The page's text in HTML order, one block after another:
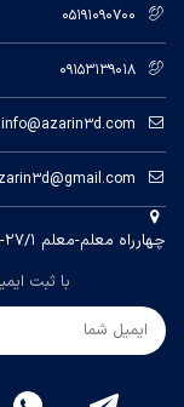
05191090700
09153139018
info@azarin3d.com
چهارراه معلم-معلم ۲۷/۱-ساختمان آذرین -پلاک ۲۷۸- طبقه سوم-واحد ۴
با ثبت